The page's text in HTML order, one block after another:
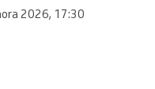
2026, 17:30